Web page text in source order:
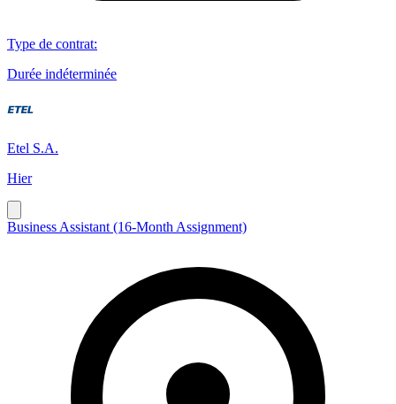
Type de contrat:
Durée indéterminée
Etel S.A.
Hier
Business Assistant (16-Month Assignment)